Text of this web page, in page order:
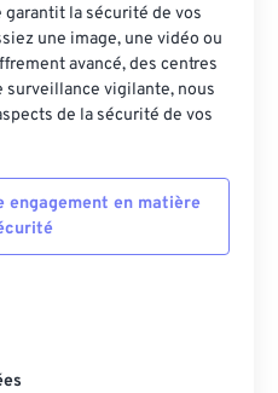
la sécurité de vos
une image, une vidéo ou
avancé, des centres
surveillance vigilante, nous
de la sécurité de vos
engagement en matière